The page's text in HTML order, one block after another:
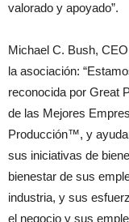
valorado y apoyado”.
Michael C. Bush,
la asociación:
reconocida por Great
de las Mejores
Producción™, y
sus iniciativas de
bienestar de sus
industria, y sus
el negocio y sus